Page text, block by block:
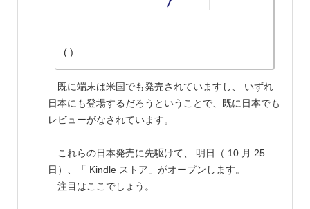
( )
既に端末は米国でも発売されていますし、 いずれ
日本にも登場するだろうということで、既に日本でも
レビューがなされています。
これらの日本発売に先駆けて、 明日（ 10 月 25
日）、「 Kindle ストア」がオープンします。
注目はここでしょう。